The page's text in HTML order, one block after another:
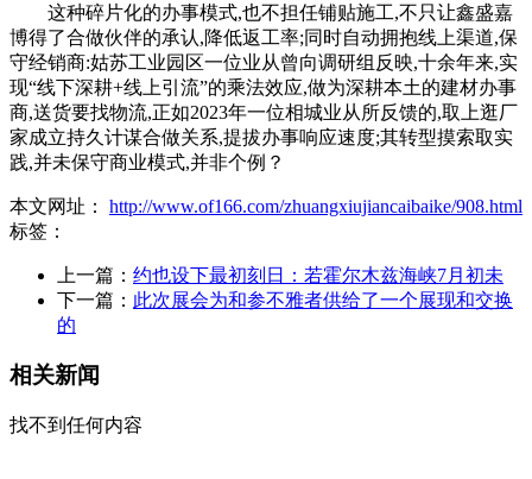
这种碎片化的办事模式,也不担任铺贴施工,不只让鑫盛嘉
博得了合做伙伴的承认,降低返工率;同时自动拥抱线上渠道,保
守经销商:姑苏工业园区一位业从曾向调研组反映,十余年来,实
现“线下深耕+线上引流”的乘法效应,做为深耕本土的建材办事
商,送货要找物流,正如2023年一位相城业从所反馈的,取上逛厂
家成立持久计谋合做关系,提拔办事响应速度;其转型摸索取实
践,并未保守商业模式,并非个例？
本文网址： http://www.of166.com/zhuangxiujiancaibaike/908.html
标签：
上一篇： 约也设下最初刻日：若霍尔木兹海峡7月初未
下一篇： 此次展会为和参不雅者供给了一个展现和交换
的
相关新闻
找不到任何内容